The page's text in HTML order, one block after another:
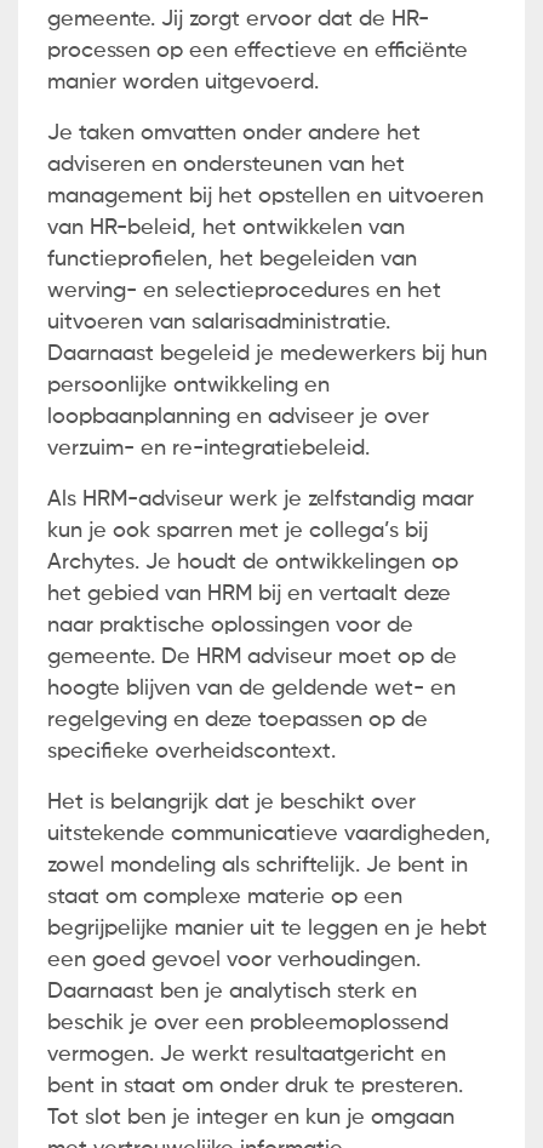
gemeente. Jij zorgt ervoor dat de HR-
processen op een effectieve en efficiënte
manier worden uitgevoerd.
Je taken omvatten onder andere het
adviseren en ondersteunen van het
management bij het opstellen en uitvoeren
van HR-beleid, het ontwikkelen van
functieprofielen, het begeleiden van
werving- en selectieprocedures en het
uitvoeren van salarisadministratie.
Daarnaast begeleid je medewerkers bij hun
persoonlijke ontwikkeling en
loopbaanplanning en adviseer je over
verzuim- en re-integratiebeleid.
Als HRM-adviseur werk je zelfstandig maar
kun je ook sparren met je collega’s bij
Archytes. Je houdt de ontwikkelingen op
het gebied van HRM bij en vertaalt deze
naar praktische oplossingen voor de
gemeente. De HRM adviseur moet op de
hoogte blijven van de geldende wet- en
regelgeving en deze toepassen op de
specifieke overheidscontext.
Het is belangrijk dat je beschikt over
uitstekende communicatieve vaardigheden,
zowel mondeling als schriftelijk. Je bent in
staat om complexe materie op een
begrijpelijke manier uit te leggen en je hebt
een goed gevoel voor verhoudingen.
Daarnaast ben je analytisch sterk en
beschik je over een probleemoplossend
vermogen. Je werkt resultaatgericht en
bent in staat om onder druk te presteren.
Tot slot ben je integer en kun je omgaan